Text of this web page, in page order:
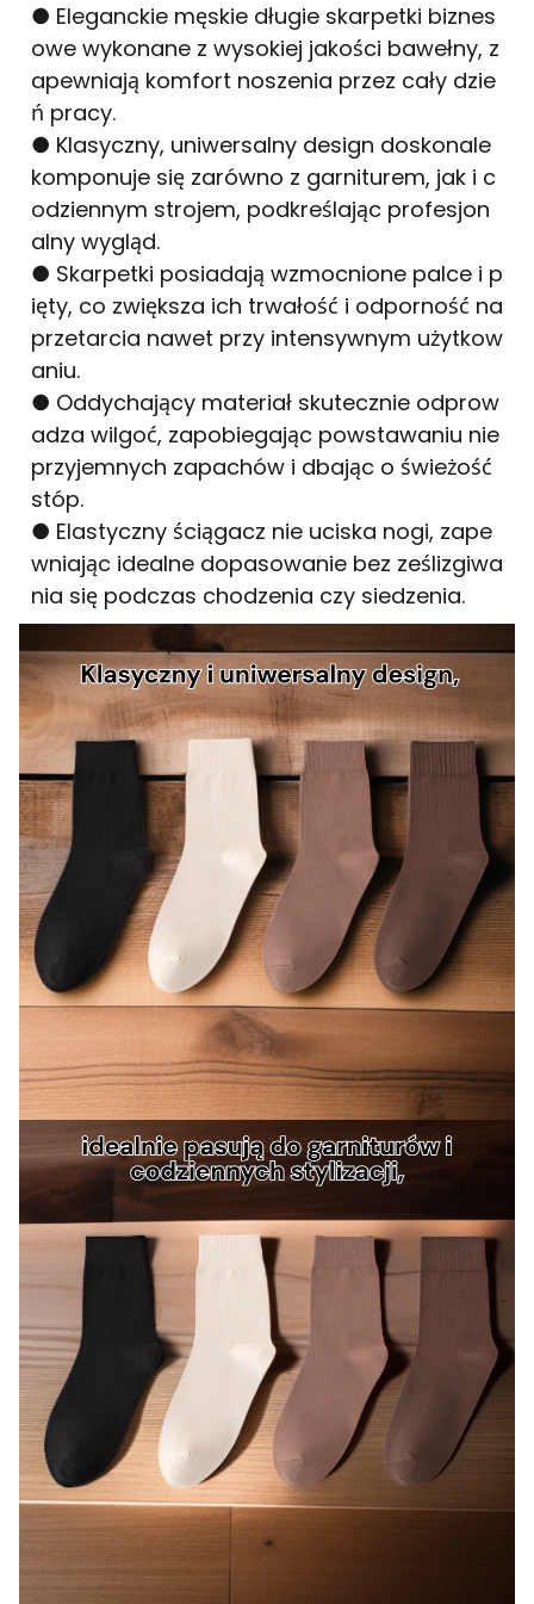
● Eleganckie męskie długie skarpetki biznes
owe wykonane z wysokiej jakości bawełny, z
apewniają komfort noszenia przez cały dzie
ń pracy.
● Klasyczny, uniwersalny design doskonale
komponuje się zarówno z garniturem, jak i c
odziennym strojem, podkreślając profesjon
alny wygląd.
● Skarpetki posiadają wzmocnione palce i p
ięty, co zwiększa ich trwałość i odporność na
przetarcia nawet przy intensywnym użytkow
aniu.
● Oddychający materiał skutecznie odprow
adza wilgoć, zapobiegając powstawaniu nie
przyjemnych zapachów i dbając o świeżość
stóp.
● Elastyczny ściągacz nie uciska nogi, zape
wniając idealne dopasowanie bez ześlizgiwa
nia się podczas chodzenia czy siedzenia.